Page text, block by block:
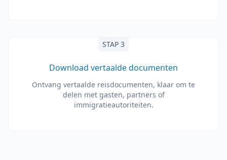
STAP 3
Download vertaalde documenten
Ontvang vertaalde reisdocumenten, klaar om te
delen met gasten, partners of
immigratieautoriteiten.